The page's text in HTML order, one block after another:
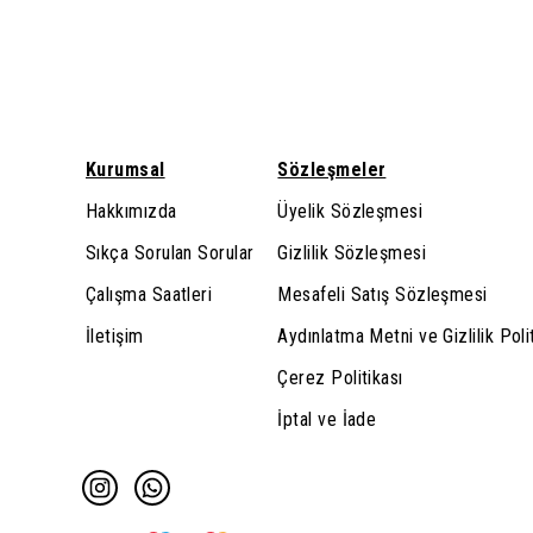
Kurumsal
Hakkımızda
Sıkça Sorulan Sorular
Çalışma Saatleri
İletişim
Sözleşmeler
Üyelik Sözleşmesi
Gizlilik Sözleşmesi
Mesafeli Satış Sözleşmesi
Aydınlatma Metni ve Gizlilik
Çerez Politikası
İptal ve İade